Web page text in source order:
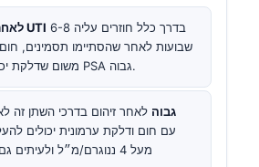
בדיקת PSA לאחר UTI
שבועות לאחר שהסתיימו תסמינים, חום
משום שדלקת יכולה לשמור על PSA גבוה.
PSA גבוה לאחר זיהום בדרכי השתן זה